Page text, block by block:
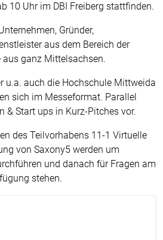
10 Uhr im DBI Freiberg stattfinden.
Gründer,
aus dem Bereich der
ganz Mittelsachsen.
u.a. auch die Hochschule Mittweida
sich im Messeformat. Parallel
& Start ups in Kurz-Pitches vor.
des Teilvorhabens 11-1 Virtuelle
von Saxony5 werden um
und danach für Fragen am
stehen.